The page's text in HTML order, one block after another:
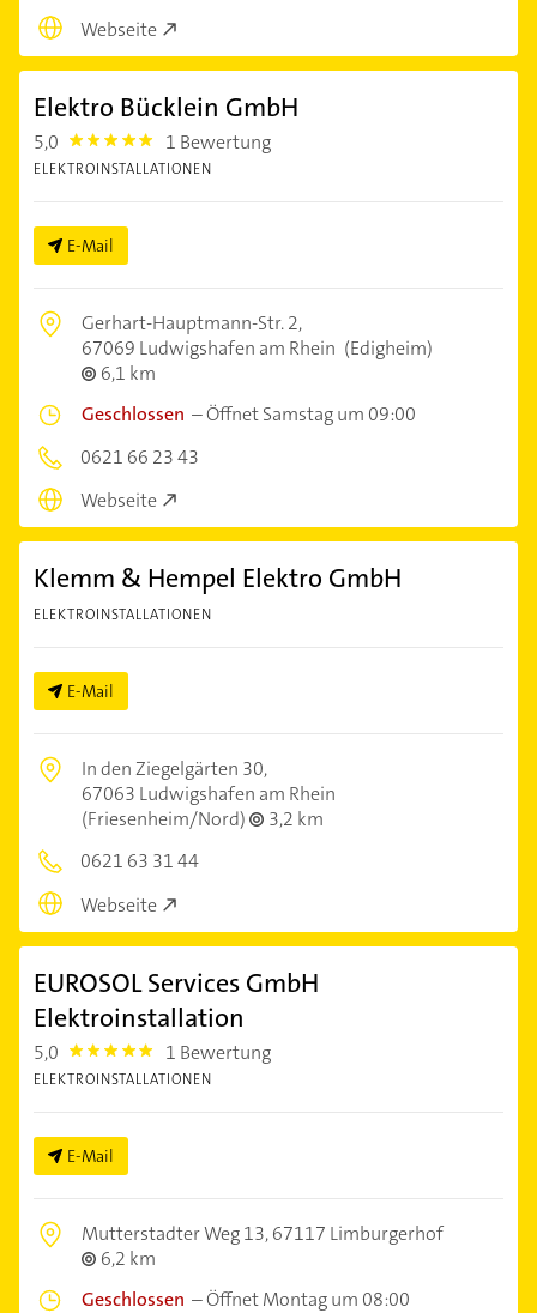
Webseite
Elektro Bücklein GmbH
5,0 5.0 1 Bewertung
ELEKTROINSTALLATIONEN
E-Mail
Gerhart-Hauptmann-Str. 2,
67069 Ludwigshafen am Rhein (Edigheim)
6,1 km
Geschlossen –Öffnet Samstag um 09:00
0621 66 23 43
Webseite
Klemm & Hempel Elektro GmbH
ELEKTROINSTALLATIONEN
E-Mail
In den Ziegelgärten 30,
67063 Ludwigshafen am Rhein
(Friesenheim/Nord)
3,2 km
0621 63 31 44
Webseite
EUROSOL Services GmbH
Elektroinstallation
5,0 5.0 1 Bewertung
ELEKTROINSTALLATIONEN
E-Mail
Mutterstadter Weg 13,67117 Limburgerhof
6,2 km
Geschlossen –Öffnet Montag um 08:00